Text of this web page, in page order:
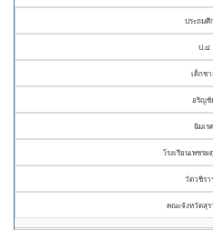
ประถมศึ
ป.๔
เด็กชา
อริญชั
ฉิมเรศ
โรงเรียนเพชรผ
วัดวชิรา
คณะจังหวัดสุร